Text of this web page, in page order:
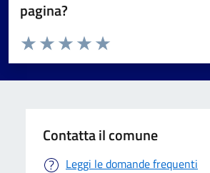
pagina?
Valuta da 1 a 5 stelle la pagina
Valuta 5 stelle su 5
Valuta 4 stelle su 5
Valuta 3 stelle su 5
Valuta 2 stelle su 5
Valuta 1 stelle su 5
Contatta il comune
Leggi le domande frequenti